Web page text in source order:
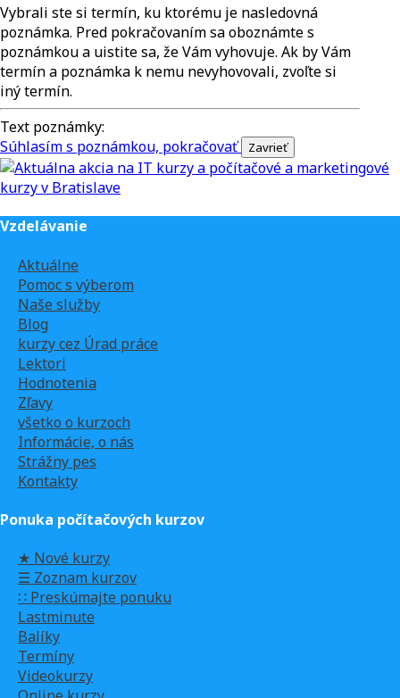
Vybrali ste si termín, ku ktorému je nasledovná
poznámka. Pred pokračovaním sa oboznámte s
poznámkou a uistite sa, že Vám vyhovuje. Ak by Vám
termín a poznámka k nemu nevyhovovali, zvoľte si
iný termín.
Text poznámky:
Súhlasím s poznámkou, pokračovať
Vzdelávanie
Aktuálne
Pomoc s výberom
Naše služby
Blog
kurzy cez Úrad práce
Lektori
Hodnotenia
Zľavy
všetko o kurzoch
Informácie, o nás
Strážny pes
Kontakty
Ponuka počítačových kurzov
★ Nové kurzy
☰ Zoznam kurzov
∷ Preskúmajte ponuku
Lastminute
Balíky
Termíny
Videokurzy